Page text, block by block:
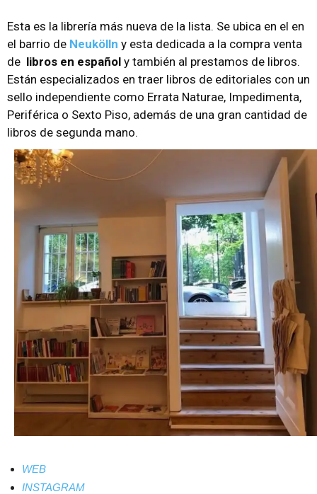
Esta es la librería más nueva de la lista. Se ubica en el en
el barrio de Neukölln y esta dedicada a la compra venta
de libros en español y también al prestamos de libros.
Están especializados en traer libros de editoriales con un
sello independiente como Errata Naturae, Impedimenta,
Periférica o Sexto Piso, además de una gran cantidad de
libros de segunda mano.
WEB
INSTAGRAM